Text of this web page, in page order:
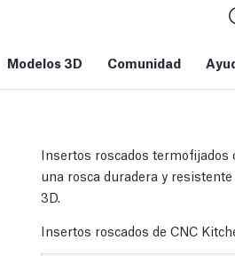
Modelos 3D Comunidad
Insertos roscados termofijados
una rosca duradera y
3D.
Insertos roscados de CNC